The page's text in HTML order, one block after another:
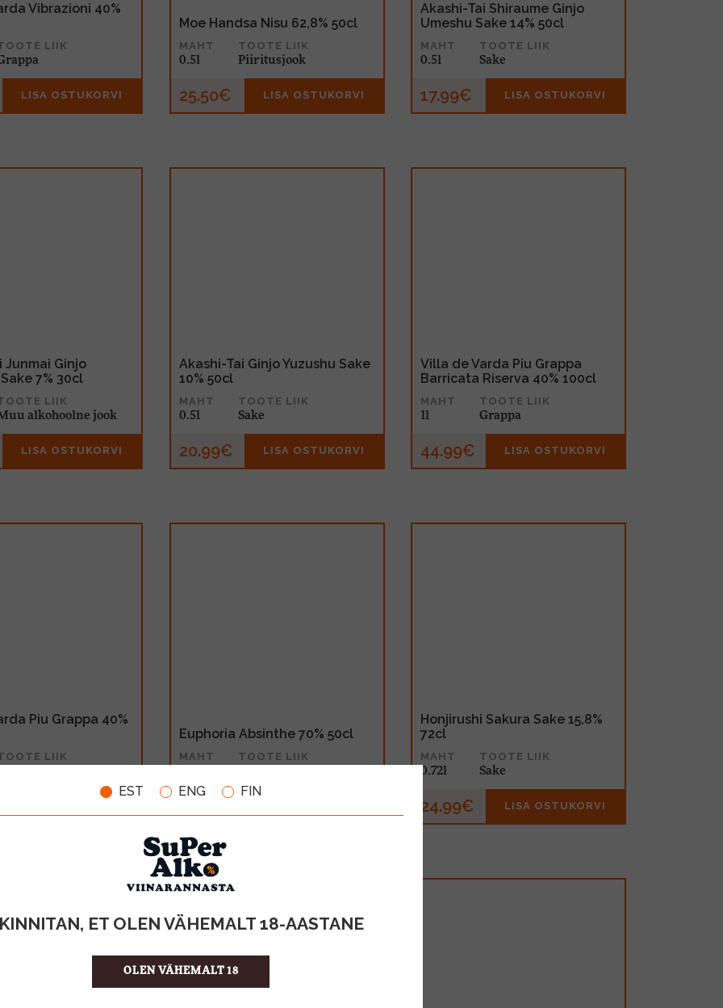
EST ENG FIN
KINNITAN, ET OLEN VÄHEMALT 18-AASTANE
OLEN VÄHEMALT 18
Vibrazioni 40%
LIIK
LISA OSTUKORVI
Moe Handsa Nisu 62,8% 50cl
MAHT
0.5l
TOOTE LIIK
Piiritusjook
25.50€ LISA OSTUKORVI
Akashi-Tai Shiraume Ginjo
Umeshu Sake 14% 50cl
MAHT
0.5l
TOOTE LIIK
Sake
17.99€ LISA OSTUKORVI
Junmai Ginjo
7% 30cl
LIIK
alkohoolne jook
LISA OSTUKORVI
Akashi-Tai Ginjo Yuzushu Sake
10% 50cl
MAHT
0.5l
TOOTE LIIK
Sake
20.99€ LISA OSTUKORVI
Villa de Varda Piu Grappa
Barricata Riserva 40% 100cl
MAHT
1l
TOOTE LIIK
Grappa
44.99€ LISA OSTUKORVI
Piu Grappa 40%
LIIK
Euphoria Absinthe 70% 50cl
MAHT
TOOTE LIIK
Honjirushi Sakura Sake 15,8%
72cl
MAHT
0.72l
TOOTE LIIK
Sake
24.99€ LISA OSTUKORVI